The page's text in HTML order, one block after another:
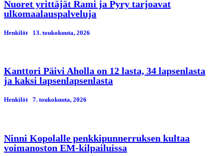
Nuoret yrittäjät Rami ja Pyry tarjoavat
ulkomaalauspalveluja
Henkilöt 13. toukokuuta, 2026
Kanttori Päivi Aholla on 12 lasta, 34 lapsenlasta
ja kaksi lapsenlapsenlasta
Henkilöt 7. toukokuuta, 2026
Ninni Kopolalle penkkipunnerruksen kultaa
voimanoston EM-kilpailuissa